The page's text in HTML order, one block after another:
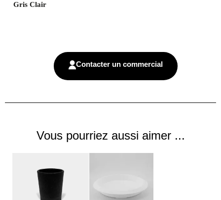
Gris Clair
Contacter un commercial
Vous pourriez aussi aimer ...